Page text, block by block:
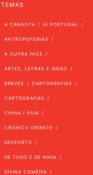
TEMAS
A CANHOTA AI PORTUGAL
ANTROPOFOBIAS
A OUTRA FACE
ARTES, LETRAS E IDEIAS
BREVES CARTOGRAFIAS
CARTOGRAFIAS
CHINA / ÁSIA
CRÓNICO ORIENTE
DESPORTO
DE TUDO E DE NADA
DIVINA COMÉDIA